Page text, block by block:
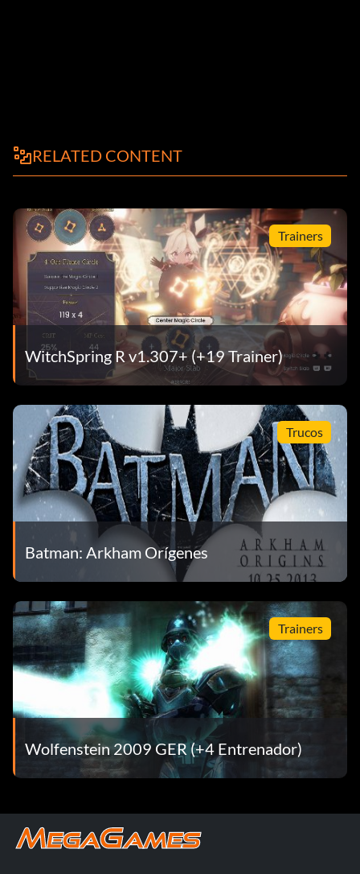
RELATED CONTENT
Trainers
WitchSpring R v1.307+ (+19 Trainer)
Trucos
Batman: Arkham Orígenes
Trainers
Wolfenstein 2009 GER (+4 Entrenador)